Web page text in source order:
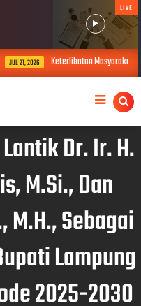
LIVE
21, 2026 Keterlibatan Masyarakat Jadi
Dr. Ir. H.
M.Si., Dan
M.H., Sebagai
Lampung
2025-2030